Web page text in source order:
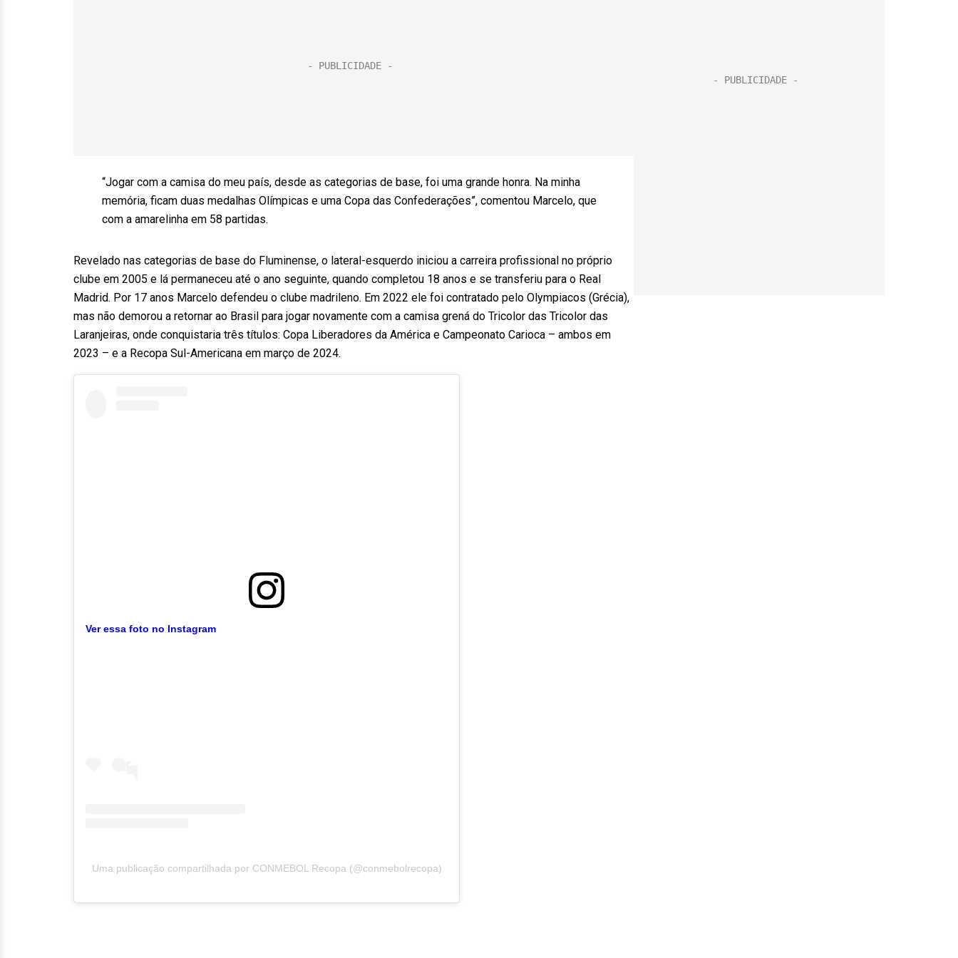
“Jogar com a camisa do meu país, desde as categorias de base, foi uma grande honra. Na minha
memória, ficam duas medalhas Olímpicas e uma Copa das Confederações”, comentou Marcelo, que
com a amarelinha em 58 partidas.
Revelado nas categorias de base do Fluminense, o lateral-esquerdo iniciou a carreira profissional no próprio
clube em 2005 e lá permaneceu até o ano seguinte, quando completou 18 anos e se transferiu para o Real
Madrid. Por 17 anos Marcelo defendeu o clube madrileno. Em 2022 ele foi contratado pelo Olympiacos (Grécia),
mas não demorou a retornar ao Brasil para jogar novamente com a camisa grená do Tricolor das Tricolor das
Laranjeiras, onde conquistaria três títulos: Copa Liberadores da América e Campeonato Carioca – ambos em
2023 – e a Recopa Sul-Americana em março de 2024.
Ver essa foto no Instagram
Uma publicação compartilhada por CONMEBOL Recopa (@conmebolrecopa)